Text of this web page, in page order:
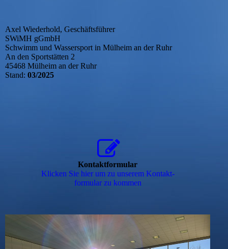
Axel Wiederhold, Geschäftsführer
SWiMH gGmbH
Schwimm und Wassersport in Mülheim an der Ruhr
An den Sportstätten 2
45468 Mülheim an der Ruhr
Stand: 03/2025
Kontaktformular
Klicken Sie hier um zu unserem Kon­takt­
for­mu­lar zu kommen